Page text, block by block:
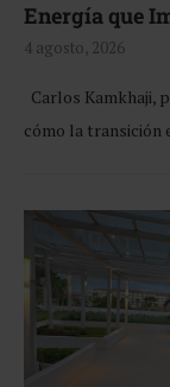
Energía que
4 agosto, 2026
Carlos Kamkhaji,
cómo la transición